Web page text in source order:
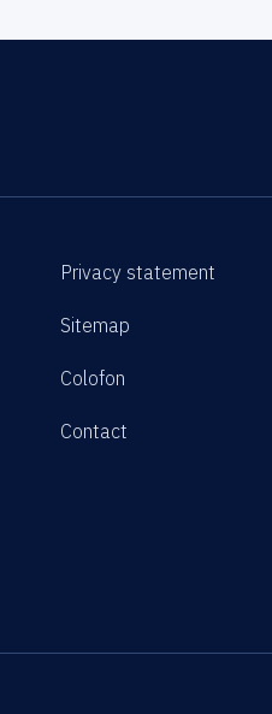
Privacy statement
Sitemap
Colofon
Contact